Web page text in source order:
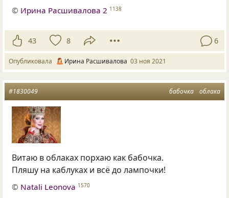
© Ирина Расшивалова 2 1138
43 8 6
Опубликовала Ирина Расшивалова 03 ноя 2021
бабочка облака
#1830049
Витаю в облаках порхаю как бабочка.
Пляшу на каблуках и всё до лампочки!
© Natali Leonova 1570